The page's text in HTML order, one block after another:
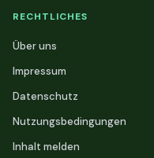
RECHTLICHES
Über uns
Impressum
Datenschutz
Nutzungsbedingungen
Inhalt melden